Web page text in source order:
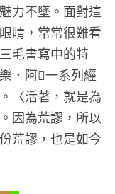
力不墜。面對這
睛，常常很難看
毛書寫中的特
．阿𡠄一系列經
〈活著，就是為
因為荒謬，所以
荒謬，也是如今